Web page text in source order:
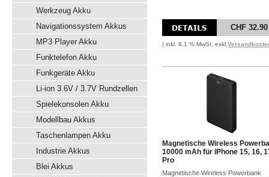
Werkzeug Akku
Navigationssystem Akkus
MP3 Player Akku
Funktelefon Akku
Funkgeräte Akku
Li-ion 3.6V / 3.7V Rundzellen
Spielekonsolen Akku
Modellbau Akkus
Taschenlampen Akku
Industrie Akkus
Blei Akkus
CHF 32.90
( inkl. 8.1 % MwSt. exkl.
Magnetische Wireless
10000 mAh für iPhone 15, 16,
Pro
Magnetische Wireless Powerbank